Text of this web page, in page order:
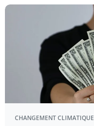
CHANGEMENT CLIMATIQUE